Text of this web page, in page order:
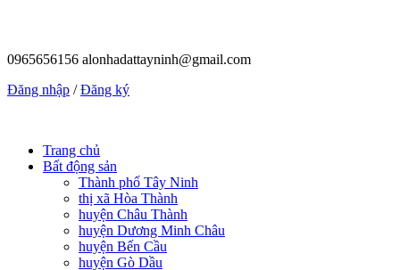
0965656156 alonhadattayninh@gmail.com
Đăng nhập /Đăng ký
Trang chủ
Bất động sản
Thành phố Tây Ninh
thị xã Hòa Thành
huyện Châu Thành
huyện Dương Minh Châu
huyện Bến Cầu
huyện Gò Dầu